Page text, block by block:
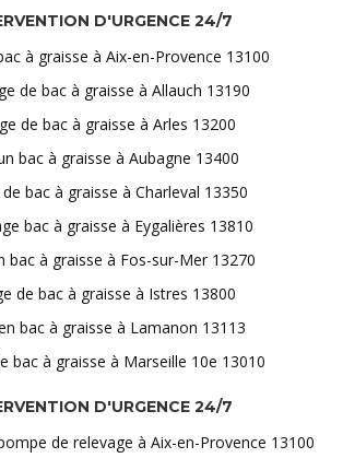
D'URGENCE 24/7
à graisse à Aix-en-Provence 13100
de bac à graisse à Allauch 13190
de bac à graisse à Arles 13200
bac à graisse à Aubagne 13400
bac à graisse à Charleval 13350
bac à graisse à Eygalières 13810
bac à graisse à Fos-sur-Mer 13270
de bac à graisse à Istres 13800
bac à graisse à Lamanon 13113
bac à graisse à Marseille 10e 13010
D'URGENCE 24/7
de relevage à Aix-en-Provence 13100